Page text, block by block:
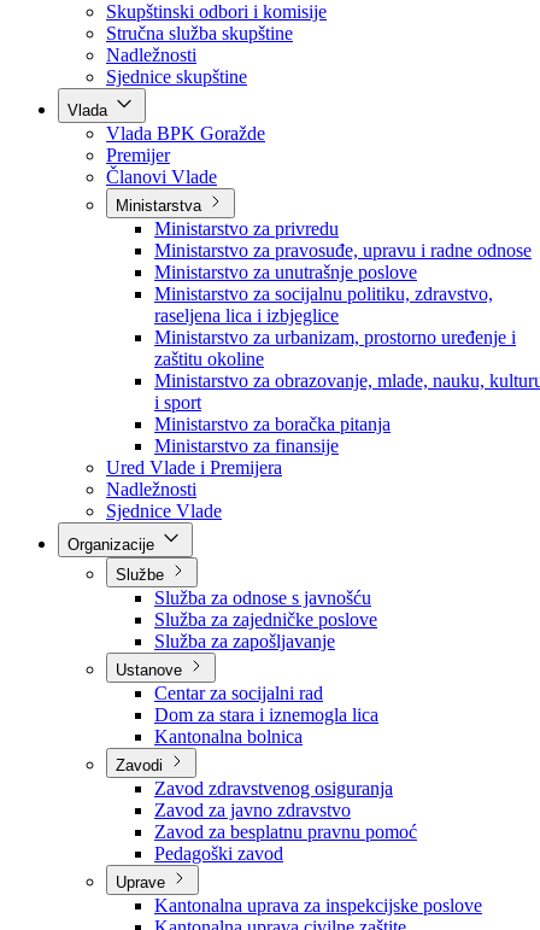
Poslanici po strankama
Poslanici po klubovima naroda
Kolegij skupštine
Skupštinski odbori i komisije
Stručna služba skupštine
Nadležnosti
Sjednice skupštine
Vlada
Vlada BPK Goražde
Premijer
Članovi Vlade
Ministarstva
Ministarstvo za privredu
Ministarstvo za pravosuđe, upravu i radne odnose
Ministarstvo za unutrašnje poslove
Ministarstvo za socijalnu politiku, zdravstvo,
raseljena lica i izbjeglice
Ministarstvo za urbanizam, prostorno uređenje i
zaštitu okoline
Ministarstvo za obrazovanje, mlade, nauku,
i sport
Ministarstvo za boračka pitanja
Ministarstvo za finansije
Ured Vlade i Premijera
Nadležnosti
Sjednice Vlade
Službe
Služba za odnose s javnošću
Služba za zajedničke poslove
Služba za zapošljavanje
Ustanove
Centar za socijalni rad
Dom za stara i iznemogla lica
Kantonalna bolnica
Zavodi
Zavod zdravstvenog osiguranja
Zavod za javno zdravstvo
Zavod za besplatnu pravnu pomoć
Pedagoški zavod